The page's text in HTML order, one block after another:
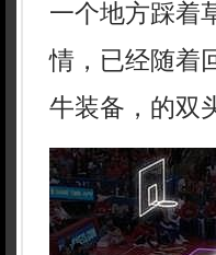
一个地方踩着
情，已经随着
牛装备，的双